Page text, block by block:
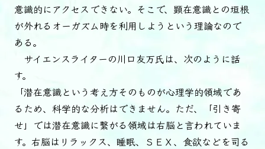
意識的にアクセスできない。そこで、顕在意識との垣根
が外れるオーガズム時を利用しようという理論なので
ある。
サイエンスライターの川口友万氏は、次のように話
す。
「潜在意識という考え方そのものが心理学的領域であ
るため、科学的な分析はできません。ただ、「引き寄
せ」では潜在意識に繋がる領域は右脳と言われていま
す。右脳はリラックス、睡眠、ＳＥＸ、食欲などを司る